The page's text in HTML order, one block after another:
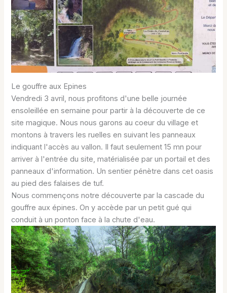
Le gouffre aux Epines
Vendredi 3 avril, nous profitons d'une belle journée
ensoleillée en semaine pour partir à la découverte de ce
site magique. Nous nous garons au coeur du village et
montons à travers les ruelles en suivant les panneaux
indiquant l'accès au vallon. Il faut seulement 15 mn pour
arriver à l'entrée du site, matérialisée par un portail et des
panneaux d'information. Un sentier pénètre dans cet oasis
au pied des falaises de tuf.
Nous commençons notre découverte par la cascade du
gouffre aux épines. On y accède par un petit gué qui
conduit à un ponton face à la chute d'eau.